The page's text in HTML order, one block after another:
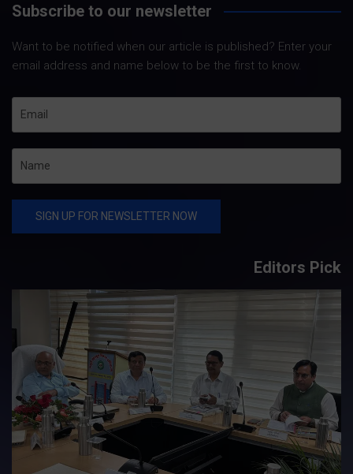
Subscribe to our newsletter
Want to be notified when our article is published? Enter your
email address and name below to be the first to know.
Editors Pick